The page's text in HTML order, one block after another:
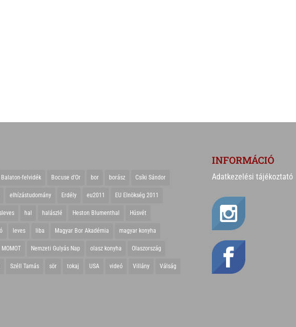
Balaton-felvidék Bocuse d'Or bor borász Csíki Sándor
elhízástudomány Erdély eu2011 EU Elnökség 2011
hal halászlé Heston Blumenthal Húsvét
leves liba Magyar Bor Akadémia magyar konyha
MOMOT Nemzeti Gulyás Nap olasz konyha Olaszország
Széll Tamás sör tokaj USA videó Villány Válság
INFORMÁCIÓ
Adatkezelési tájékoztató